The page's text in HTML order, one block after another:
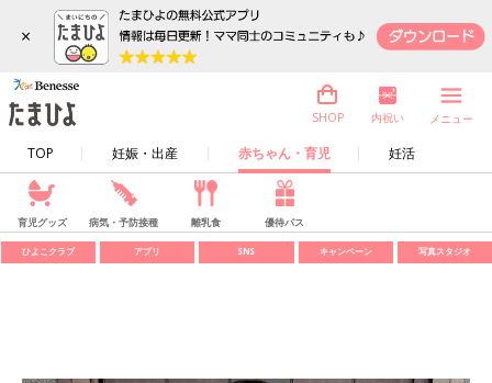
×
TOP 妊娠・出産 赤ちゃん・育児 妊活
SHOP 内祝い メニュー
育児グッズ 病気・予防接種 離乳食 優待パス
ひよこクラブ アプリ SNS キャンペーン 写真スタジオ